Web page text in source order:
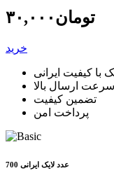
۳۰,۰۰۰تومان
خرید
با کیفیت ایرانی
سرعت ارسال بالا
تضمین کیفیت
پرداخت امن
700 عدد لایک ایرانی